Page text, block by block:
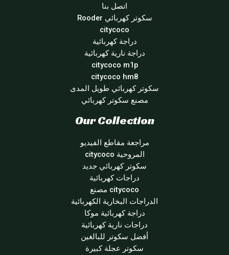
اتصل بنا
سكوتر كهربائي Rooder
citycoco
دراجة كهربائية
دراجة نارية كهربائية
citycoco m1p
citycoco hm8
سكوتر كهربائي طويل المدى
مصنع سكوتر كهربائي
Our Collection
مراجعة مقاطع الفيديو
المروحية citycoco
سكوتر كهربائي جديد
دراجات كهربائية
citycoco مصنع
الدراجات البخارية الكهربائية
دراجة كهربائية موكا
دراجات نارية كهربائية
أفضل سكوتر للبالغين
سكوتر عجلة كبيرة